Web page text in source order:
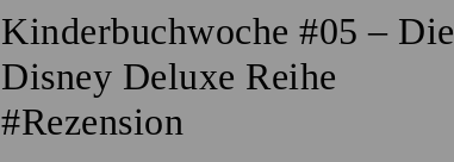
Kinderbuchwoche #05 – Die
Disney Deluxe Reihe
#Rezension